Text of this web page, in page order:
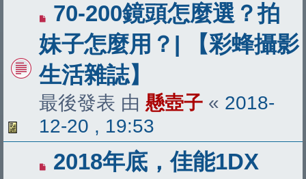
70-200鏡頭怎麼選？拍
妹子怎麼用？| 【彩蜂攝影
生活雜誌】
最後發表 由 懸壺子 « 2018-
12-20 , 19:53
2018年底，佳能1DX